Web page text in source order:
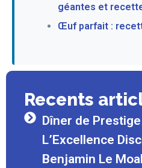
géantes et
Œuf parfait :
Recents
Dîner de
L’Excellence
Benjamin Le Moal